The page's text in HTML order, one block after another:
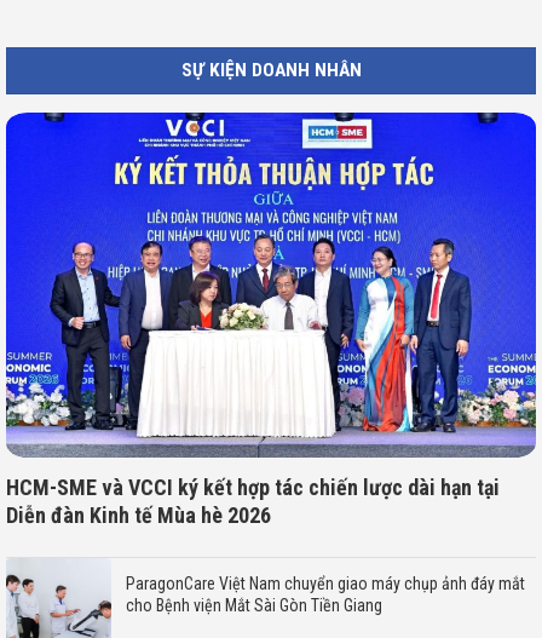
SỰ KIỆN DOANH NHÂN
HCM-SME và VCCI ký kết hợp tác chiến lược dài hạn tại
Diễn đàn Kinh tế Mùa hè 2026
ParagonCare Việt Nam chuyển giao máy chụp ảnh đáy mắt
cho Bệnh viện Mắt Sài Gòn Tiền Giang